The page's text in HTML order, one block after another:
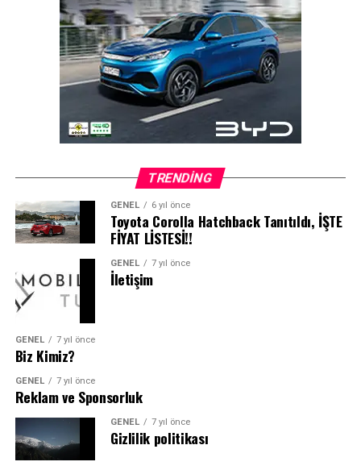
TRENDING
GENEL 6 yıl önce
Toyota Corolla Hatchback Tanıtıldı, İŞTE
FİYAT LİSTESİ!!
GENEL 7 yıl önce
İletişim
GENEL 7 yıl önce
Biz Kimiz?
GENEL 7 yıl önce
Reklam ve Sponsorluk
GENEL 7 yıl önce
Gizlilik politikası